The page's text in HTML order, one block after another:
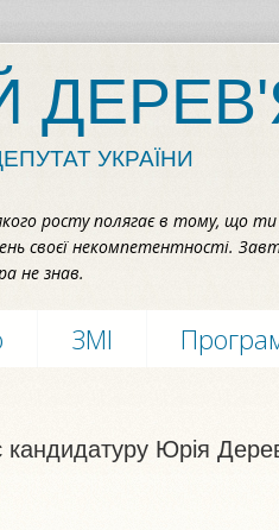
УКРАЇНИ
росту полягає в тому, що
своєї некомпетентності.
не знав.
ЗМІ
Юрія